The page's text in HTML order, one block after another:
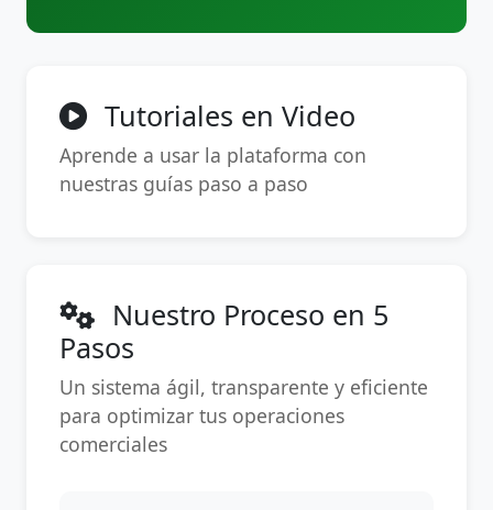
Tutoriales en Video
Aprende a usar la plataforma con
nuestras guías paso a paso
Nuestro Proceso en 5
Pasos
Un sistema ágil, transparente y eficiente
para optimizar tus operaciones
comerciales